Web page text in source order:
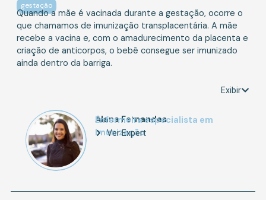
gestação
Quando a mãe é vacinada durante a gestação, ocorre o
que chamamos de imunização transplacentária. A mãe
recebe a vacina e, com o amadurecimento da placenta e
criação de anticorpos, o bebê consegue ser imunizado
ainda dentro da barriga.
Exibir
Alana Fernandes
Enfermeira especialista em
Imunização
Ver Expert